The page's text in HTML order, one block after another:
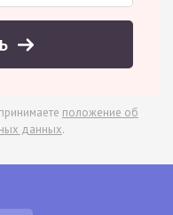
положение об
данных.